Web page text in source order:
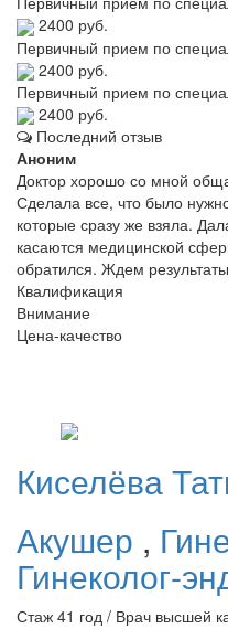
2400 руб.
Первичный прием по
2400 руб.
Первичный прием по
2400 руб.
Последний отзыв
Аноним
Доктор хорошо со мной
Сделала все, что было
которые сразу же взяла.
касаются медицинской
обратился. Ждем
Квалификация
Внимание
Цена-качество
Киселёва
Акушер ,
Гинеколог-
Стаж 41 год / Врач высшей